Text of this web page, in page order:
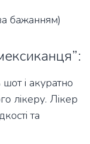
бажанням)
шот і акуратно
лікеру. Лікер
та